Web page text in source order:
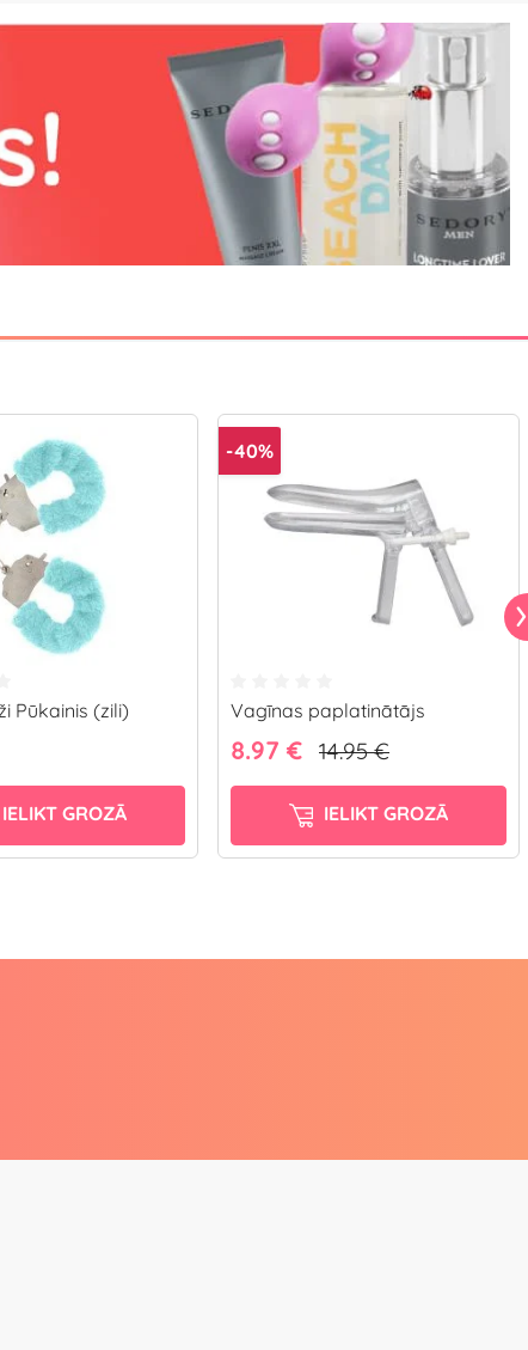
Pūkainis (zili)
IELIKT GROZĀ
-40%
Vagīnas paplatinātājs
8.97 € 14.95 €
IELIKT GROZĀ